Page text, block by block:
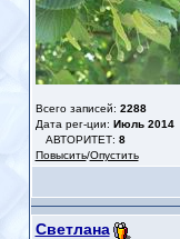
Всего записей: 2288
Дата рег-ции: Июль 2014
АВТОРИТЕТ: 8
Повысить/Опустить
Светлана